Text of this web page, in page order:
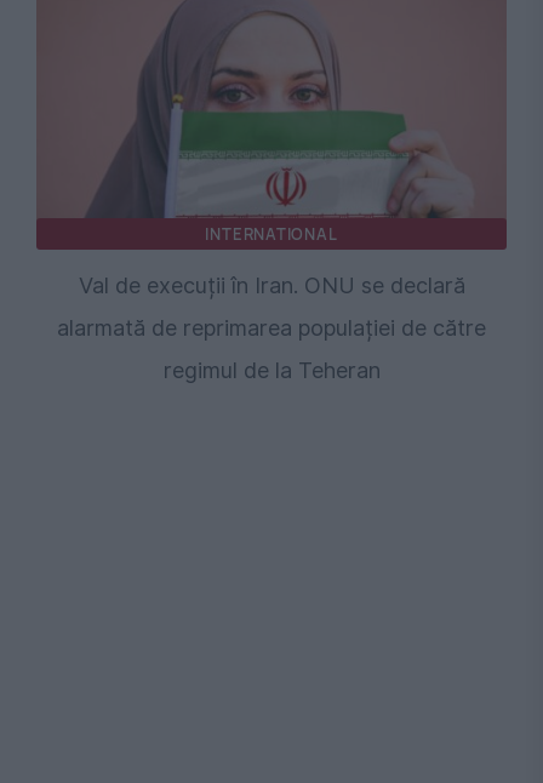
INTERNATIONAL
Val de execuții în Iran. ONU se declară
alarmată de reprimarea populației de către
regimul de la Teheran